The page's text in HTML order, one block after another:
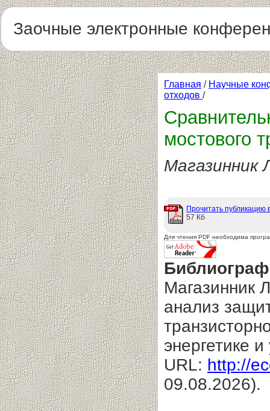
Заочные электронные
Главная / Научные
отходов /
мостового
Магазинник
Прочитать публикацию
57 Кб
Для чтения PDF необходима
Магазинник
анализ
энергетике
URL: http://
09.08.2026).